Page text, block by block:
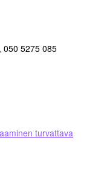
050 5275 085
turvattava